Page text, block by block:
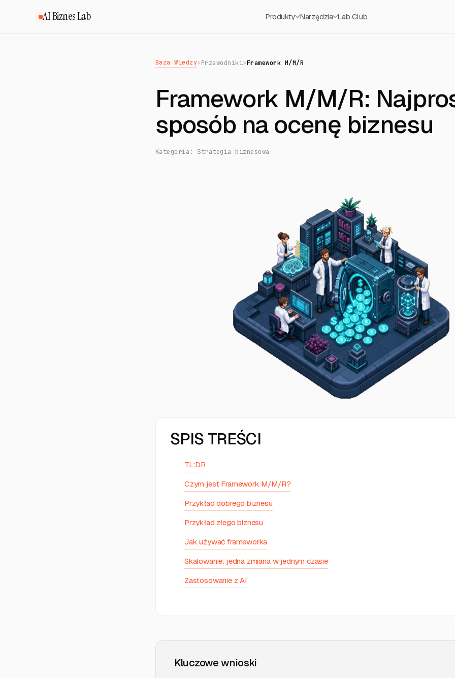
AI Biznes Lab Produkty Narzędzia Lab Club
Baza Wiedzy>Przewodniki>Framework M/M/R
Framework M/M/R:
sposób na ocenę biznesu
Kategoria: Strategia biznesowa
SPIS TREŚCI
TL;DR
Czym jest Framework M/M/R?
Przykład dobrego biznesu
Przykład złego biznesu
Jak używać frameworka
Skalowanie: jedna zmiana w jednym czasie
Zastosowanie z AI
Kluczowe wnioski